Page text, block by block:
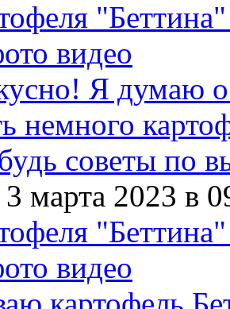
видео
Я думаю
немного
советы по
марта 2023 в
видео